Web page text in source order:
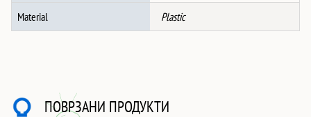
Material Plastic
ПОВРЗАНИ ПРОДУКТИ